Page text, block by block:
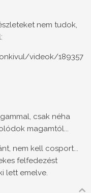
nem tudok,
videok/189357
csak néha
magamtól...
nem kell cosport...
felfedezést
lett emelve.